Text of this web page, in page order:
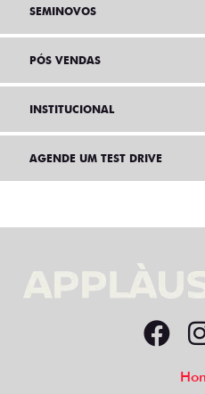
SEMINOVOS
PÓS VENDAS
INSTITUCIONAL
AGENDE UM TEST DRIVE